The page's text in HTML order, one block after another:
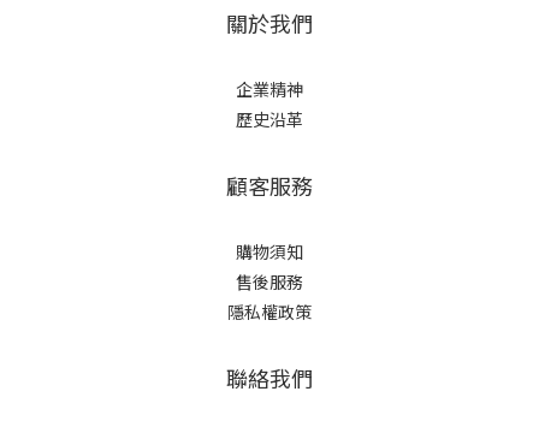
關於我們
企業精神
歷史沿革
顧客服務
購物須知
售後服務
隱私權政策
聯絡我們